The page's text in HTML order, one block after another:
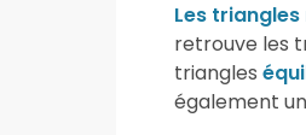
Les
retrouve les
triangles
également